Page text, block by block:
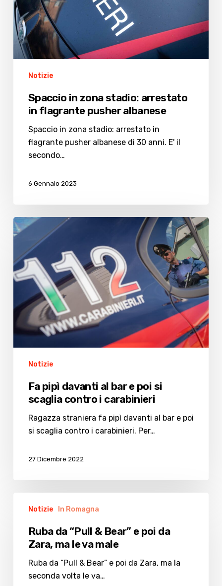
flagrante
pusher
albanese
Notizie
Spaccio in zona stadio: arrestato
in flagrante pusher albanese
Spaccio in zona stadio: arrestato in
flagrante pusher albanese di 30 anni. E' il
secondo…
6 Gennaio 2023
Fa
pipì
davanti
al
bar
poi
scaglia
contro
carabinieri
Notizie
Fa pipì davanti al bar e poi si
scaglia contro i carabinieri
Ragazza straniera fa pipì davanti al bar e poi
si scaglia contro i carabinieri. Per…
27 Dicembre 2022
Bear”
Notizie In Romagna
Ruba da “Pull & Bear” e poi da
Zara, ma le va male
Ruba da “Pull & Bear” e poi da Zara, ma la
seconda volta le va…